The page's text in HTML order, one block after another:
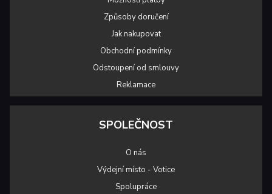
Způsoby doručení
Jak nakupovat
Obchodní podmínky
Odstoupení od smlouvy
Reklamace
SPOLEČNOST
O nás
Výdejní místo - Votice
Spolupráce